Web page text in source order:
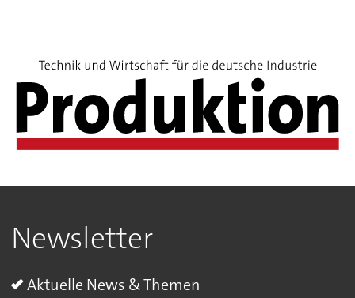
Newsletter
Aktuelle News & Themen